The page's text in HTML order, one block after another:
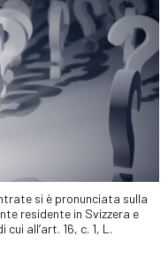
si è pronunciata sulla
residente in Svizzera e
all’art. 16, c. 1, L.